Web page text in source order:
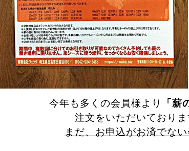
今年も多くの会員様より
「薪
注文をいただいており
まだ、お申込がお済でな